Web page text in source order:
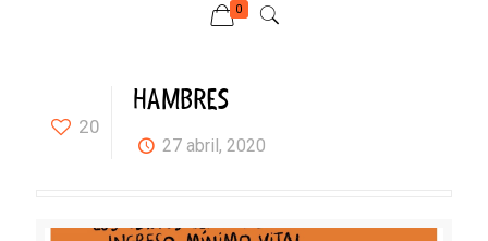
0
20
HAMBRES
27 abril, 2020